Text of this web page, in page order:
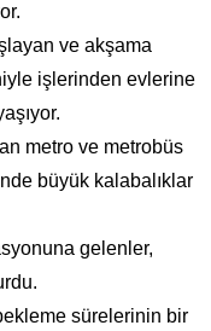
ve akşama
işlerinden evlerine
metro ve metrobüs
büyük kalabalıklar
gelenler,
sürelerinin bir